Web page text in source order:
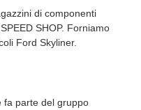
di componenti
SHOP. Forniamo
Ford Skyliner.
fa parte del gruppo